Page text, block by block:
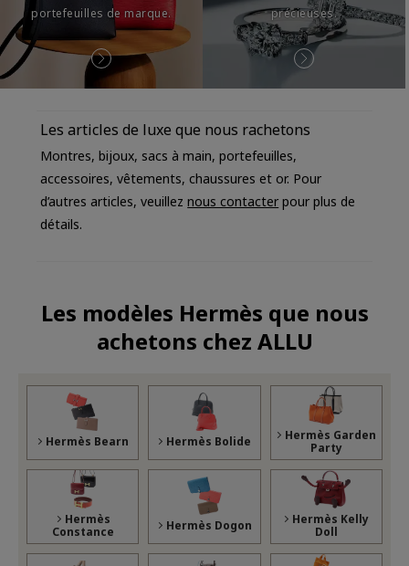
portefeuilles de marque.
précieuses.
Les articles de luxe que nous rachetons
Montres, bijoux, sacs à main, portefeuilles,
accessoires, vêtements, chaussures et or. Pour
d’autres articles, veuilleznous contacter pour plus de
détails.
Les modèles Hermès que nous
achetons chez ALLU
Hermès Bearn Hermès Bolide
Hermès Garden
Party
Hermès
Constance
Hermès Dogon
Hermès Kelly
Doll